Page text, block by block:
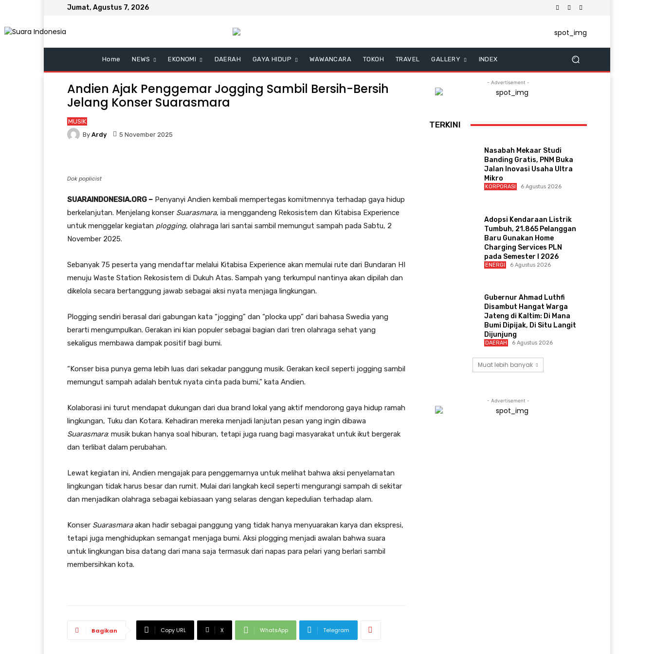
Jumat, Agustus 7, 2026
Home NEWS EKONOMI DAERAH GAYA HIDUP WAWANCARA TOKOH TRAVEL GALLERY INDEX
Andien Ajak Penggemar Jogging Sambil Bersih-Bersih
Jelang Konser Suarasmara
MUSIK
By Ardy 5 November 2025
Dok poplicist
SUARAINDONESIA.ORG – Penyanyi Andien kembali mempertegas komitmennya terhadap gaya hidup
berkelanjutan. Menjelang konser Suarasmara, ia menggandeng Rekosistem dan Kitabisa Experience
untuk menggelar kegiatan plogging, olahraga lari santai sambil memungut sampah pada Sabtu, 2
November 2025.
Sebanyak 75 peserta yang mendaftar melalui Kitabisa Experience akan memulai rute dari Bundaran HI
menuju Waste Station Rekosistem di Dukuh Atas. Sampah yang terkumpul nantinya akan dipilah dan
dikelola secara bertanggung jawab sebagai aksi nyata menjaga lingkungan.
Plogging sendiri berasal dari gabungan kata “jogging” dan “plocka upp” dari bahasa Swedia yang
berarti mengumpulkan. Gerakan ini kian populer sebagai bagian dari tren olahraga sehat yang
sekaligus membawa dampak positif bagi bumi.
“Konser bisa punya gema lebih luas dari sekadar panggung musik. Gerakan kecil seperti jogging sambil
memungut sampah adalah bentuk nyata cinta pada bumi,” kata Andien.
Kolaborasi ini turut mendapat dukungan dari dua brand lokal yang aktif mendorong gaya hidup ramah
lingkungan, Tuku dan Kotara. Kehadiran mereka menjadi lanjutan pesan yang ingin dibawa
Suarasmara: musik bukan hanya soal hiburan, tetapi juga ruang bagi masyarakat untuk ikut bergerak
dan terlibat dalam perubahan.
Lewat kegiatan ini, Andien mengajak para penggemarnya untuk melihat bahwa aksi penyelamatan
lingkungan tidak harus besar dan rumit. Mulai dari langkah kecil seperti mengurangi sampah di sekitar
dan menjadikan olahraga sebagai kebiasaan yang selaras dengan kepedulian terhadap alam.
Konser Suarasmaraakan hadir sebagai panggung yang tidak hanya menyuarakan karya dan ekspresi,
tetapi juga menghidupkan semangat menjaga bumi. Aksi plogging menjadi awalan bahwa suara
untuk lingkungan bisa datang dari mana saja termasuk dari napas para pelari yang berlari sambil
membersihkan kota.
Bagikan Copy URL X WhatsApp Telegram
- Advertisement -
TERKINI
Nasabah Mekaar Studi
Banding Gratis, PNM Buka
Jalan Inovasi Usaha Ultra
Mikro
KORPORASI 6 Agustus 2026
Adopsi Kendaraan Listrik
Tumbuh, 21.865 Pelanggan
Baru Gunakan Home
Charging Services PLN
pada Semester I 2026
ENERGI 6 Agustus 2026
Gubernur Ahmad Luthfi
Disambut Hangat Warga
Jateng di Kaltim: Di Mana
Bumi Dipijak, Di Situ Langit
Dijunjung
DAERAH 6 Agustus 2026
Muat lebih banyak
- Advertisement -